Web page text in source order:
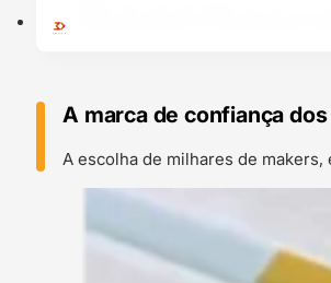
A marca de confiança
A escolha de milhares de